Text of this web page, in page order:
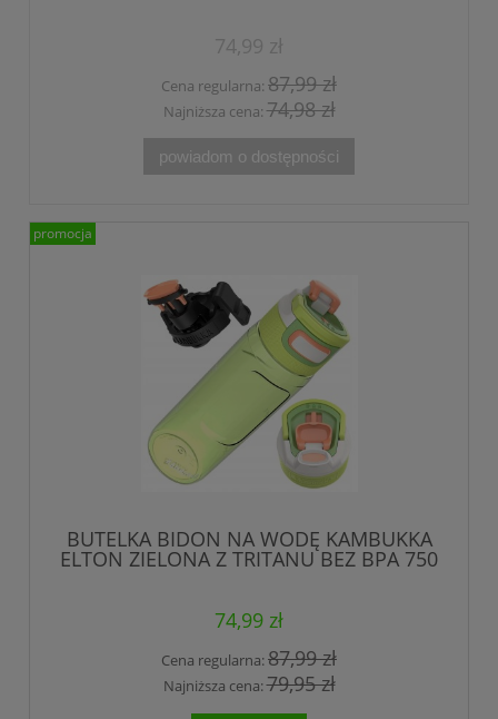
74,99 zł
Cena regularna: 87,99 zł
Najniższa cena: 74,98 zł
powiadom o dostępności
BUTELKA BIDON NA WODĘ KAMBUKKA
ELTON ZIELONA Z TRITANU BEZ BPA 750
74,99 zł
Cena regularna:87,99 zł
Najniższa cena:79,95 zł
promocja